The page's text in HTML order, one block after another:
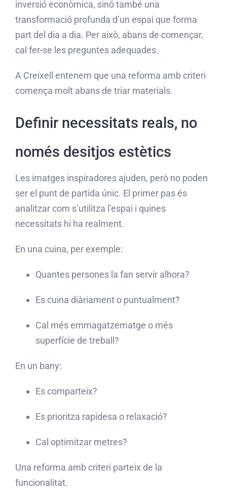
inversió econòmica, sinó també una
transformació profunda d’un espai que forma
part del dia a dia. Per això, abans de començar,
cal fer-se les preguntes adequades.
A Creixell entenem que una reforma amb criteri
comença molt abans de triar materials.
Definir necessitats reals, no
només desitjos estètics
Les imatges inspiradores ajuden, però no poden
ser el punt de partida únic. El primer pas és
analitzar com s’utilitza l’espai i quines
necessitats hi ha realment.
En una cuina, per exemple:
Quantes persones la fan servir alhora?
Es cuina diàriament o puntualment?
Cal més emmagatzematge o més
superfície de treball?
En un bany:
Es comparteix?
Es prioritza rapidesa o relaxació?
Cal optimitzar metres?
Una reforma amb criteri parteix de la
funcionalitat.